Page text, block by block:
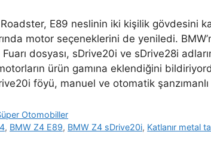
E89 neslinin iki kişilik gövdesini
motor seçeneklerini de yeniledi.
dosyası, sDrive20i ve sDrive28i
ürün gamına eklendiğini
föyü, manuel ve otomatik
Otomobiller
, BMW Z4 E89, BMW Z4 sDrive20i, Katlanır metal